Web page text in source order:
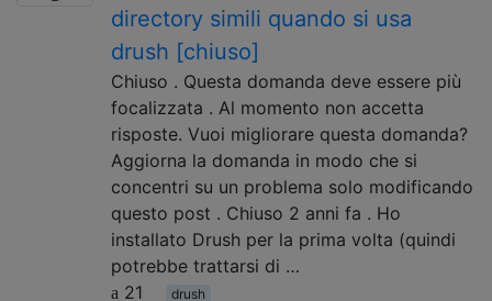
directory simili quando si usa
drush [chiuso]
Chiuso . Questa domanda deve essere più
focalizzata . Al momento non accetta
risposte. Vuoi migliorare questa domanda?
Aggiorna la domanda in modo che si
concentri su un problema solo modificando
questo post . Chiuso 2 anni fa . Ho
installato Drush per la prima volta (quindi
potrebbe trattarsi di …
21
drush